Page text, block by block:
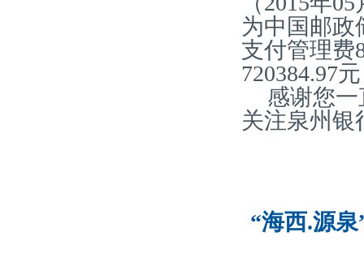
为中国邮政
支付管理费
720384.97
感谢您
关注泉州银
“海西.源